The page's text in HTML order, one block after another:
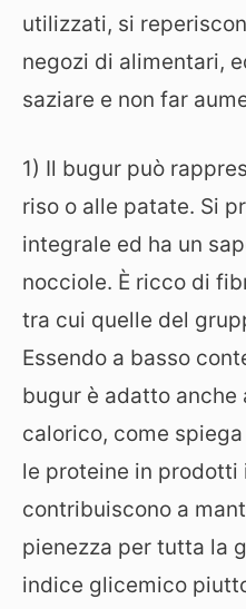
utilizzati, si
negozi di alimentari,
saziare e non far
1) Il bugur può
riso o alle patate. Si
integrale ed ha un
nocciole. È ricco di
tra cui quelle del
Essendo a basso
bugur è adatto
calorico, come
le proteine in
contribuiscono a
pienezza per tutta la
indice glicemico